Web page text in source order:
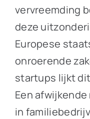
vervreemding
deze
Europese
onroerende
startups lijkt
Een
in